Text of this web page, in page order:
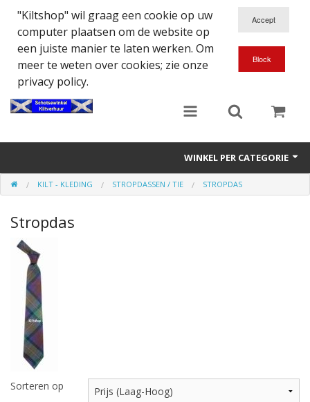
"Kiltshop" wil graag een cookie op uw
computer plaatsen om de website op
een juiste manier te laten werken. Om
meer te weten over cookies; zie onze
privacy policy.
WINKEL PER CATEGORIE
Accessoires
Doedelzakspeler
Eten en Drinken
Kilt - Kleding
Highland Titles
Verhuur
AFGEPRIJST - UITVERKOOP
KILT - KLEDING STROPDASSEN / TIE STROPDAS
Stropdas
Sorteren op